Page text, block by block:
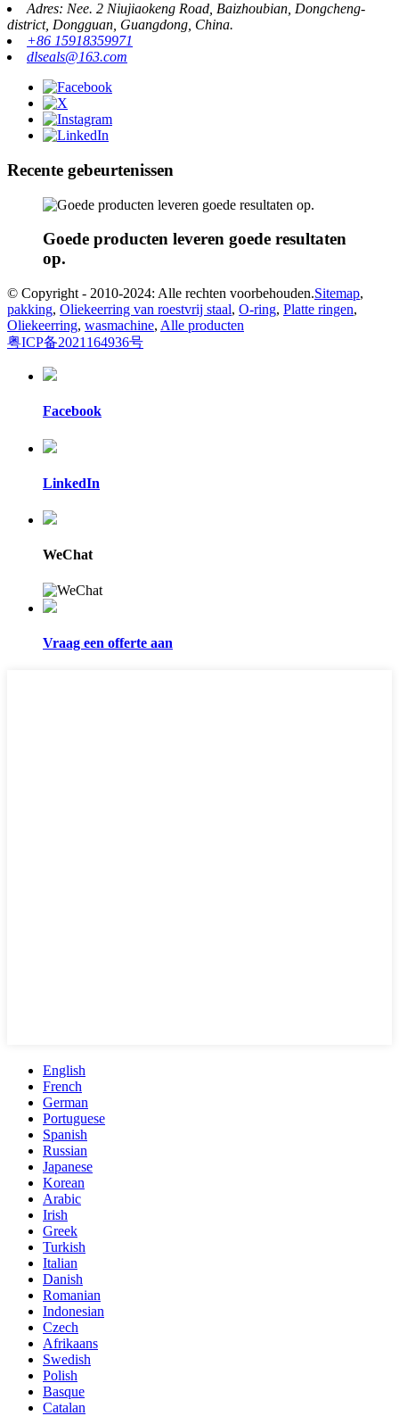
Adres: Nee. 2 Niujiaokeng Road, Baizhoubian, Dongcheng-
district, Dongguan, Guangdong, China.
+86 15918359971
dlseals@163.com
Recente gebeurtenissen
Goede producten leveren goede resultaten
op.
© Copyright - 2010-2024: Alle rechten voorbehouden.Sitemap,
pakking, Oliekeerring van roestvrij staal, O-ring, Platte ringen,
Oliekeerring, wasmachine, Alle producten
粤ICP备2021164936号
Facebook
LinkedIn
WeChat
Vraag een offerte aan
English
French
German
Portuguese
Spanish
Russian
Japanese
Korean
Arabic
Irish
Greek
Turkish
Italian
Danish
Romanian
Indonesian
Czech
Afrikaans
Swedish
Polish
Basque
Catalan